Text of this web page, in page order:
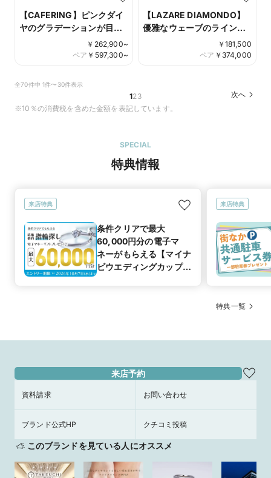
【CAFERING】ピンクダイ
ヤのグラデーションが目を
引く ローブドゥマリエ
￥ 262,900~
￥ 597,300~
ペア
【LAZARE DIAMONDO】
優雅なウェーブのラインが
ダイヤモンドの輝きを引き
立たせる カシオペア
￥ 181,500
￥ 374,000
ペア
全70件中 1件〜30件表示
123
次へ
※10％の消費税を含めた金額を表記しています。
SPECIAL
特典情報
来店特典
条件クリアで最大
60,000円分の電子マ
ネーがもらえる【マイナ
ビウエディングカップル
来店特典
特典一覧
来店予約
資料請求 お問い合わせ
ブランド公式HP クチコミ投稿
このブランドを見ている人にオススメ